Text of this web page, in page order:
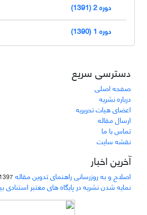
دوره 2 (1391)
دوره 1 (1390)
دسترسی سریع
صفحه اصلی
درباره نشریه
اعضای هیات تحریریه
ارسال مقاله
تماس با ما
نقشه سایت
آخرین اخبار
اصلاح و به روزرسانی راهنمای تدوین مقاله 1397-02-24
نمایه شدن نشریه در پایگاه های معتبر استنادی